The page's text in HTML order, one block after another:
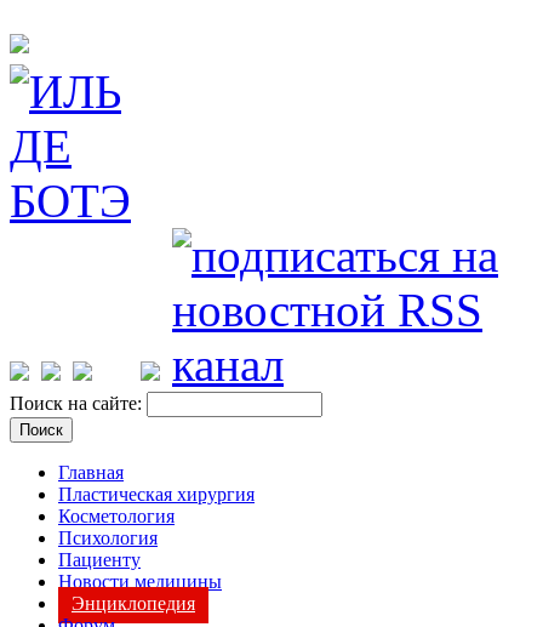
Поиск на сайте:
Главная
Пластическая хирургия
Косметология
Психология
Пациенту
Новости медицины
Энциклопедия